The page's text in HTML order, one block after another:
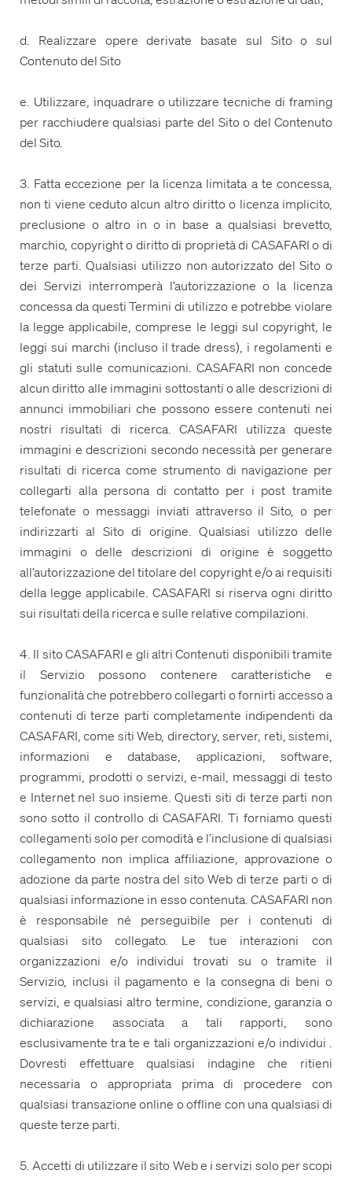
d. Realizzare opere derivate basate sul Sito o sul
Contenuto del Sito
e. Utilizzare, inquadrare o utilizzare tecniche di framing
per racchiudere qualsiasi parte del Sito o del Contenuto
del Sito.
3. Fatta eccezione per la licenza limitata a te concessa,
non ti viene ceduto alcun altro diritto o licenza implicito,
preclusione o altro in o in base a qualsiasi brevetto,
marchio, copyright o diritto di proprietà di CASAFARI o di
terze parti. Qualsiasi utilizzo non autorizzato del Sito o
dei Servizi interromperà l’autorizzazione o la licenza
concessa da questi Termini di utilizzo e potrebbe violare
la legge applicabile, comprese le leggi sul copyright, le
leggi sui marchi (incluso il trade dress), i regolamenti e
gli statuti sulle comunicazioni. CASAFARI non concede
alcun diritto alle immagini sottostanti o alle descrizioni di
annunci immobiliari che possono essere contenuti nei
nostri risultati di ricerca. CASAFARI utilizza queste
immagini e descrizioni secondo necessità per generare
risultati di ricerca come strumento di navigazione per
collegarti alla persona di contatto per i post tramite
telefonate o messaggi inviati attraverso il Sito, o per
indirizzarti al Sito di origine. Qualsiasi utilizzo delle
immagini o delle descrizioni di origine è soggetto
all’autorizzazione del titolare del copyright e/o ai requisiti
della legge applicabile. CASAFARI si riserva ogni diritto
sui risultati della ricerca e sulle relative compilazioni.
4. Il sito CASAFARI e gli altri Contenuti disponibili tramite
il Servizio possono contenere caratteristiche e
funzionalità che potrebbero collegarti o fornirti accesso a
contenuti di terze parti completamente indipendenti da
CASAFARI, come siti Web, directory, server, reti, sistemi,
informazioni e database, applicazioni, software,
programmi, prodotti o servizi, e-mail, messaggi di testo
e Internet nel suo insieme. Questi siti di terze parti non
sono sotto il controllo di CASAFARI. Ti forniamo questi
collegamenti solo per comodità e l’inclusione di qualsiasi
collegamento non implica affiliazione, approvazione o
adozione da parte nostra del sito Web di terze parti o di
qualsiasi informazione in esso contenuta. CASAFARI non
è responsabile né perseguibile per i contenuti di
qualsiasi sito collegato. Le tue interazioni con
organizzazioni e/o individui trovati su o tramite il
Servizio, inclusi il pagamento e la consegna di beni o
servizi, e qualsiasi altro termine, condizione, garanzia o
dichiarazione associata a tali rapporti, sono
esclusivamente tra te e tali organizzazioni e/o individui .
Dovresti effettuare qualsiasi indagine che ritieni
necessaria o appropriata prima di procedere con
qualsiasi transazione online o offline con una qualsiasi di
queste terze parti.
5. Accetti di utilizzare il sito Web e i servizi solo per scopi